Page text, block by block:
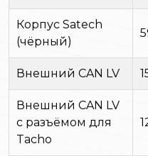
Корпус Satech
(чёрный)
Внешний CAN LV
Внешний CAN LV
с разъёмом для
Tacho